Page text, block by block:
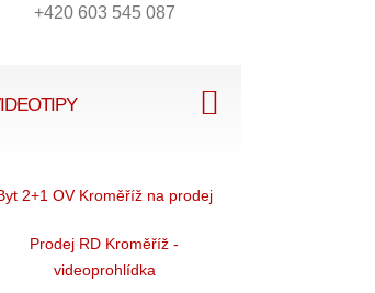
+420 603 545 087
2+1 OV Kroměříž na prodej
Prodej RD Kroměříž -
videoprohlídka